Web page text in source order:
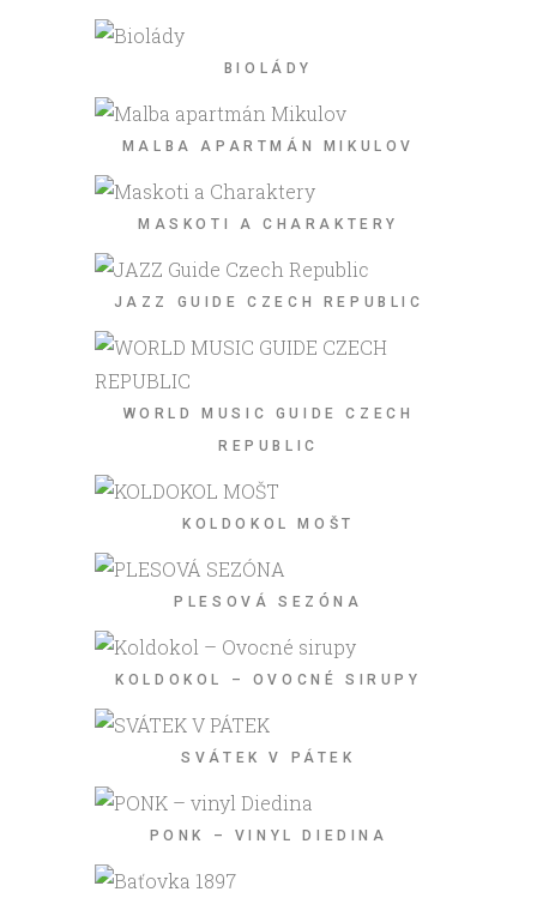
BIOLÁDY
MALBA APARTMÁN MIKULOV
MASKOTI A CHARAKTERY
JAZZ GUIDE CZECH REPUBLIC
WORLD MUSIC GUIDE CZECH
REPUBLIC
KOLDOKOL MOŠT
PLESOVÁ SEZÓNA
KOLDOKOL – OVOCNÉ SIRUPY
SVÁTEK V PÁTEK
PONK – VINYL DIEDINA